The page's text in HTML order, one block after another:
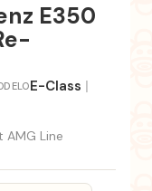
E350
E-Class |
Line